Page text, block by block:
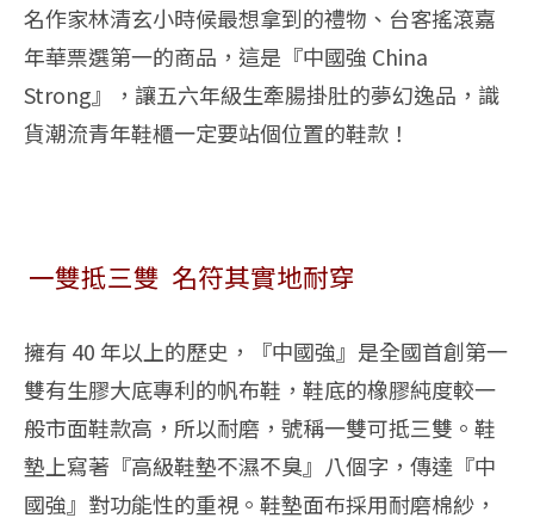
名作家林清玄小時候最想拿到的禮物、台客搖滾嘉
年華票選第一的商品，這是『中國強 China
Strong』，讓五六年級生牽腸掛肚的夢幻逸品，識
貨潮流青年鞋櫃一定要站個位置的鞋款！
一雙抵三雙 名符其實地耐穿
擁有 40 年以上的歷史，『中國強』是全國首創第一
雙有生膠大底專利的帆布鞋，鞋底的橡膠純度較一
般市面鞋款高，所以耐磨，號稱一雙可抵三雙。鞋
墊上寫著『高級鞋墊不濕不臭』八個字，傳達『中
國強』對功能性的重視。鞋墊面布採用耐磨棉紗，